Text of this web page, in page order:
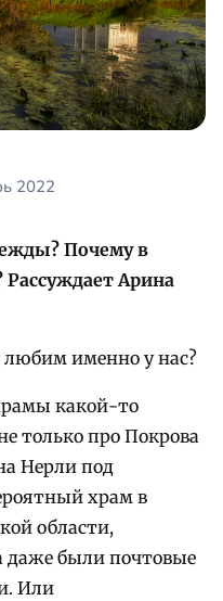
2022
Почему в
Рассуждает Арина
именно у нас?
какой-то
только про Покрова
Нерли под
храм в
области,
даже были почтовые
Или